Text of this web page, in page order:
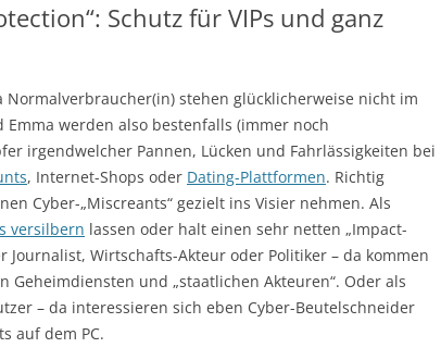
Schutz für VIPs und ganz
Normalverbraucher(in) stehen glücklicherweise nicht im
Emma werden also bestenfalls (immer noch
irgendwelcher Pannen, Lücken und Fahrlässigkeiten bei
, Internet-Shops oder Dating-Plattformen. Richtig
Cyber-„Miscreants“ gezielt ins Visier nehmen. Als
versilbern lassen oder halt einen sehr netten „Impact-
Journalist, Wirtschafts-Akteur oder Politiker – da kommen
Geheimdiensten und „staatlichen Akteuren“. Oder als
– da interessieren sich eben Cyber-Beutelschneider
auf dem PC.